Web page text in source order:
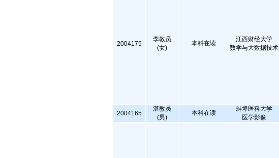
2004175
李教员
(女)
本科在读
江西财经大学
数学与大数据技术
2004165
湛教员
(男)
本科在读
蚌埠医科大学
医学影像